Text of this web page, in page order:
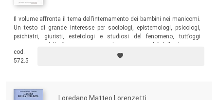
Il volume affronta il tema dell’internamento dei bambini nei manicomi.
Un testo di grande interesse per sociologi, epistemologi, psicologi,
psichiatri, giuristi, estetologi e studiosi del fenomeno, tutt’oggi
minorile.
cod.
572.5
Loredano Matteo Lorenzetti